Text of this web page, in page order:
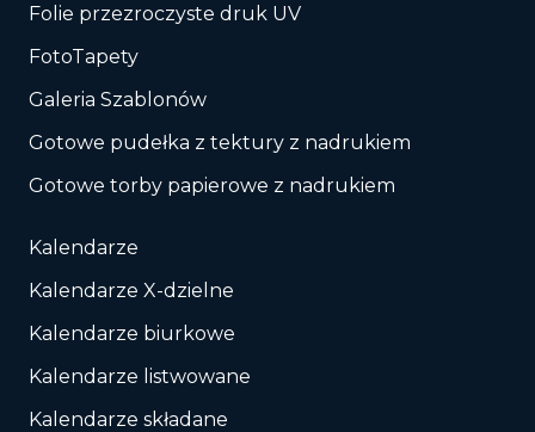
Folie przezroczyste druk UV
FotoTapety
Galeria Szablonów
Gotowe pudełka z tektury z nadrukiem
Gotowe torby papierowe z nadrukiem
Kalendarze
Kalendarze X-dzielne
Kalendarze biurkowe
Kalendarze listwowane
Kalendarze składane